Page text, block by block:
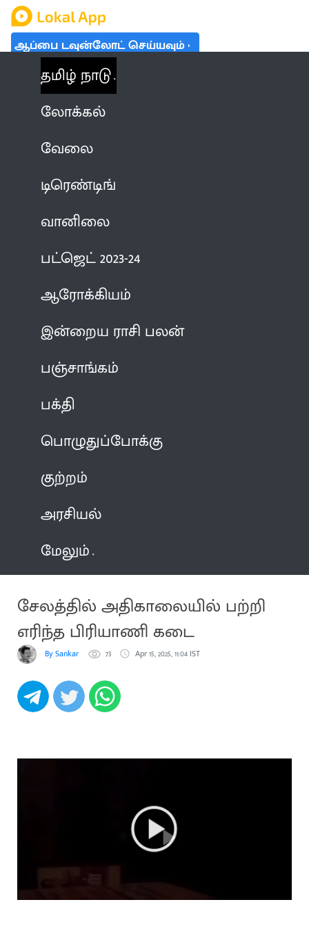
ஆப்பை டவுன்லோட் செய்யவும்
தமிழ் நாடு
லோக்கல்
வேலை
டிரெண்டிங்
வானிலை
பட்ஜெட் 2023-24
ஆரோக்கியம்
இன்றைய ராசி பலன்
பஞ்சாங்கம்
பக்தி
பொழுதுப்போக்கு
குற்றம்
அரசியல்
மேலும்
சேலத்தில் அதிகாலையில் பற்றி
எரிந்த பிரியாணி கடை
By Sankar 73 Apr 15, 2025, 11:04 IST